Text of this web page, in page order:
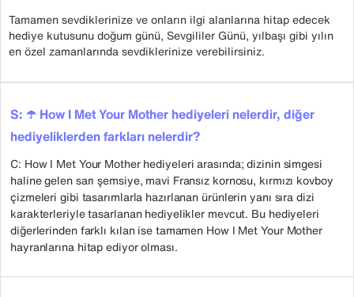
Tamamen sevdiklerinize ve onların ilgi alanlarına hitap edecek
hediye kutusunu doğum günü, Sevgililer Günü, yılbaşı gibi yılın
en özel zamanlarında sevdiklerinize verebilirsiniz.
S: ☂️ How I Met Your Mother hediyeleri nelerdir, diğer
hediyeliklerden farkları nelerdir?
C: How I Met Your Mother hediyeleri arasında; dizinin simgesi
haline gelen sarı şemsiye, mavi Fransız kornosu, kırmızı kovboy
çizmeleri gibi tasarımlarla hazırlanan ürünlerin yanı sıra dizi
karakterleriyle tasarlanan hediyelikler mevcut. Bu hediyeleri
diğerlerinden farklı kılan ise tamamen How I Met Your Mother
hayranlarına hitap ediyor olması.